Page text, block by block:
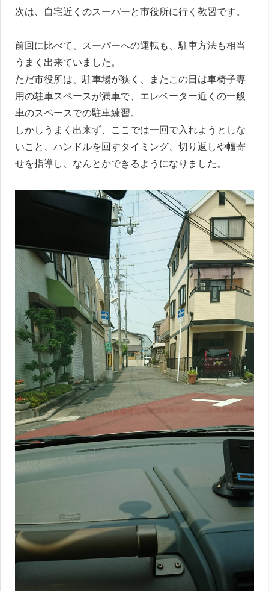
次は、自宅近くのスーパーと市役所に行く教習です。
前回に比べて、スーパーへの運転も、駐車方法も相当
うまく出来ていました。
ただ市役所は、駐車場が狭く、またこの日は車椅子専
用の駐車スペースが満車で、エレベーター近くの一般
車のスペースでの駐車練習。
しかしうまく出来ず、ここでは一回で入れようとしな
いこと、ハンドルを回すタイミング、切り返しや幅寄
せを指導し、なんとかできるようになりました。